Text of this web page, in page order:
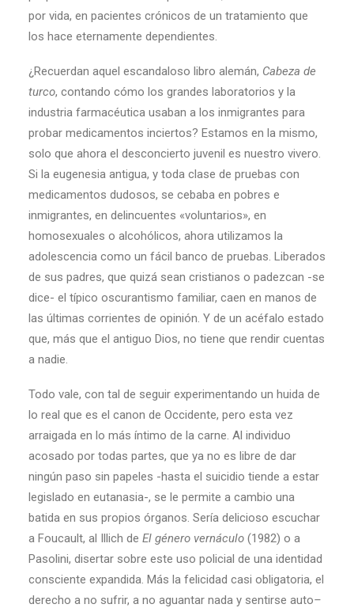
por vida, en pacientes crónicos de un tratamiento que
los hace eternamente dependientes.
¿Recuerdan aquel escandaloso libro alemán, Cabeza de
turco, contando cómo los grandes laboratorios y la
industria farmacéutica usaban a los inmigrantes para
probar medicamentos inciertos? Estamos en la mismo,
solo que ahora el desconcierto juvenil es nuestro vivero.
Si la eugenesia antigua, y toda clase de pruebas con
medicamentos dudosos, se cebaba en pobres e
inmigrantes, en delincuentes «voluntarios», en
homosexuales o alcohólicos, ahora utilizamos la
adolescencia como un fácil banco de pruebas. Liberados
de sus padres, que quizá sean cristianos o padezcan -se
dice- el típico oscurantismo familiar, caen en manos de
las últimas corrientes de opinión. Y de un acéfalo estado
que, más que el antiguo Dios, no tiene que rendir cuentas
a nadie.
Todo vale, con tal de seguir experimentando un huida de
lo real que es el canon de Occidente, pero esta vez
arraigada en lo más íntimo de la carne. Al individuo
acosado por todas partes, que ya no es libre de dar
ningún paso sin papeles -hasta el suicidio tiende a estar
legislado en eutanasia-, se le permite a cambio una
batida en sus propios órganos. Sería delicioso escuchar
a Foucault, al Illich de El género vernáculo (1982) o a
Pasolini, disertar sobre este uso policial de una identidad
consciente expandida. Más la felicidad casi obligatoria, el
derecho a no sufrir, a no aguantar nada y sentirse auto–